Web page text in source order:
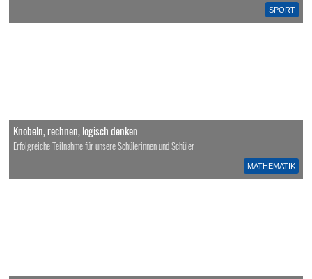
SPORT
MATHEMATIK
Knobeln, rechnen, logisch denken
Erfolgreiche Teilnahme für unsere Schülerinnen und Schüler